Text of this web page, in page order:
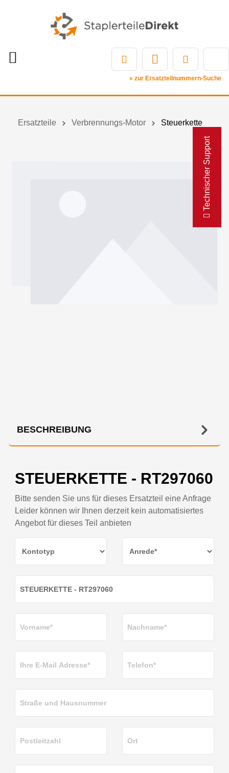
Technischer Support
» zur Ersatzteilnummern-Suche
Ersatzteile Verbrennungs-Motor Steuerkette
BESCHREIBUNG
STEUERKETTE - RT297060
Bitte senden Sie uns für dieses Ersatzteil eine Anfrage
Leider können wir Ihnen derzeit kein automatisiertes
Angebot für dieses Teil anbieten